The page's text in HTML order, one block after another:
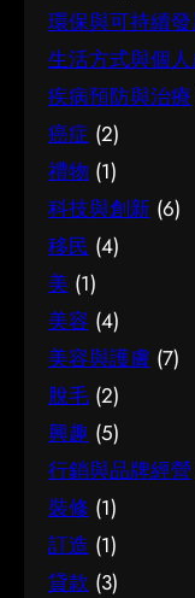
環保與可持續
生活方式與個
疾病預防與治療
癌症 (2)
禮物 (1)
科技與創新 (6)
移民 (4)
美 (1)
美容 (4)
美容與護膚 (7)
脫毛 (2)
興趣 (5)
行銷與品牌經營
裝修 (1)
訂造 (1)
貸款 (3)